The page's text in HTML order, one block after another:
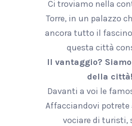
Ci troviamo nella
Torre, in un palazzo
ancora tutto il
questa città
Il vantaggio?
della città!
Davanti a voi le
Affacciandovi potrete
vociare di turisti,